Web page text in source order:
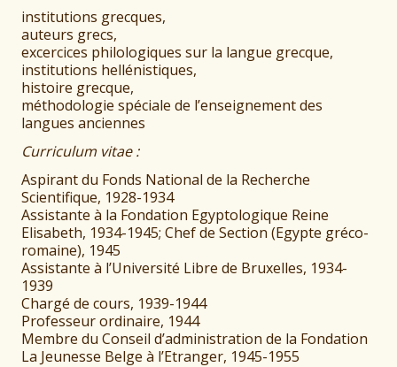
institutions grecques,
auteurs grecs,
excercices philologiques sur la langue grecque,
institutions hellénistiques,
histoire grecque,
méthodologie spéciale de l’enseignement des
langues anciennes
Curriculum vitae :
Aspirant du Fonds National de la Recherche
Scientifique, 1928-1934
Assistante à la Fondation Egyptologique Reine
Elisabeth, 1934-1945; Chef de Section (Egypte gréco-
romaine), 1945
Assistante à l’Université Libre de Bruxelles, 1934-
1939
Chargé de cours, 1939-1944
Professeur ordinaire, 1944
Membre du Conseil d’administration de la Fondation
La Jeunesse Belge à l’Etranger, 1945-1955